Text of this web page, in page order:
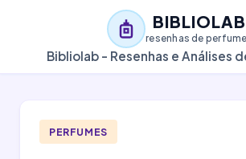
BIBLIOLAB
resenhas de
Bibliolab - Resenhas e Análises
PERFUMES